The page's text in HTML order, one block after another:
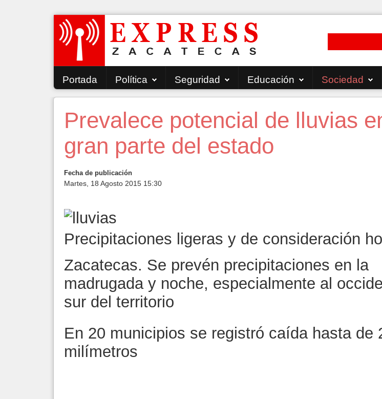
Portada Política Seguridad Educación Sociedad
Prevalece potencial de lluvias
gran parte del estado
Fecha de publicación
Martes, 18 Agosto 2015 15:30
Precipitaciones ligeras y de consideración
Zacatecas. Se prevén precipitaciones en la
madrugada y noche, especialmente al
sur del territorio
En 20 municipios se registró caída hasta de
milímetros